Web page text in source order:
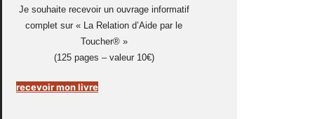
Je souhaite recevoir un ouvrage informatif
complet sur « La Relation d’Aide par le
Toucher® »
(125 pages – valeur 10€)
recevoir mon livre